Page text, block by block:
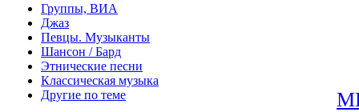
Группы, ВИА
Джаз
Певцы. Музыканты
Шансон / Бард
Этнические песни
Классическая музыка
Другие по теме